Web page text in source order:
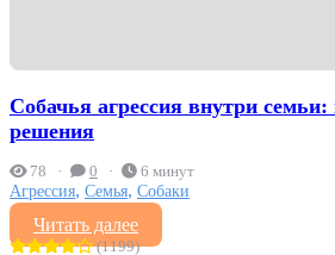
Собачья агрессия внутри
решения
78 0 6 минут
Агрессия, Семья, Собаки
Читать далее
(1199)